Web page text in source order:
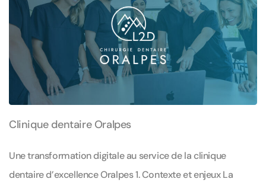
Clinique dentaire Oralpes
Une transformation digitale au service de la clinique
dentaire d’excellence Oralpes 1. Contexte et enjeux La